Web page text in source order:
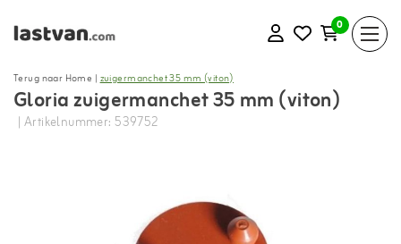
0
Terug naar Home |zuigermanchet 35 mm (viton)
Gloria zuigermanchet 35 mm (viton)
| Artikelnummer: 539752